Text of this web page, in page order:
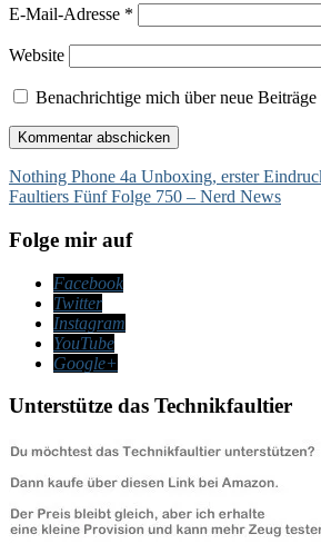
E-Mail-Adresse *
Website
Benachrichtige mich über neue
Beitragsnavigation
Nothing Phone 4a Unboxing, erster
Faultiers Fünf Folge 750 – Nerd News
Folge mir auf
Facebook
Twitter
Instagram
YouTube
Google+
Unterstütze das Technikfaultier